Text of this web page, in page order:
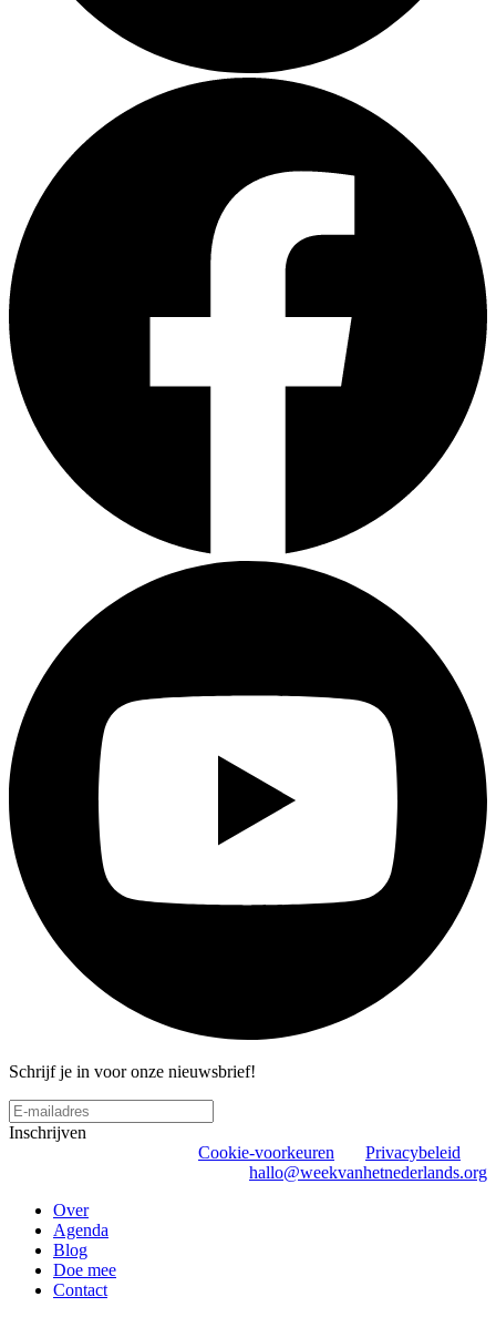
Schrijf je in voor onze nieuwsbrief!
Inschrijven
Cookie-voorkeuren
Privacybeleid
hallo@weekvanhetnederlands.org
Over
Agenda
Blog
Doe mee
Contact